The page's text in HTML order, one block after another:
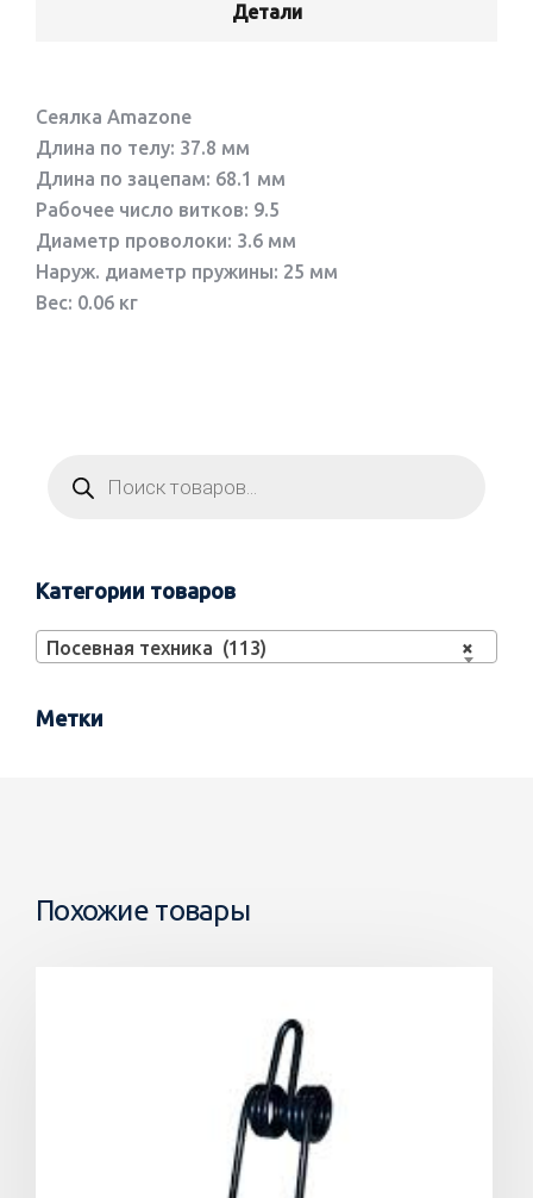
Детали
Сеялка Amazone
Длина по телу: 37.8 мм
Длина по зацепам: 68.1 мм
Рабочее число витков: 9.5
Диаметр проволоки: 3.6 мм
Наруж. диаметр пружины: 25 мм
Вес: 0.06 кг
Категории товаров
×
Посевная техника (113)
Метки
Похожие товары